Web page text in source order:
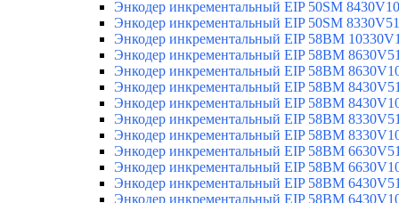
Энкодер инкрементальный EIP 50SM
Энкодер инкрементальный EIP 50SM
Энкодер инкрементальный EIP 58BM
Энкодер инкрементальный EIP 58BM
Энкодер инкрементальный EIP 58BM
Энкодер инкрементальный EIP 58BM
Энкодер инкрементальный EIP 58BM
Энкодер инкрементальный EIP 58BM
Энкодер инкрементальный EIP 58BM
Энкодер инкрементальный EIP 58BM
Энкодер инкрементальный EIP 58BM
Энкодер инкрементальный EIP 58BM
Энкодер инкрементальный EIP 58BM